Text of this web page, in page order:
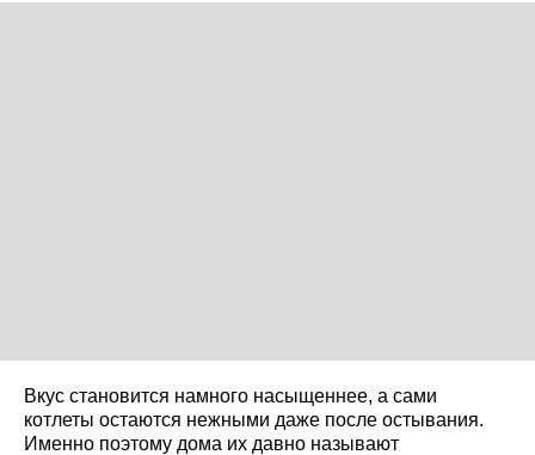
Вкус становится намного насыщеннее, а сами
котлеты остаются нежными даже после остывания.
Именно поэтому дома их давно называют